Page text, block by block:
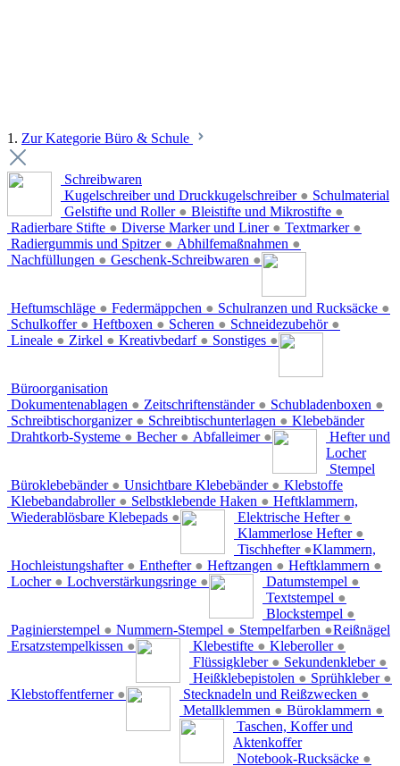
1. Zur Kategorie Büro & Schule
Schreibwaren
Kugelschreiber und Druckkugelschreiber ●
Gelstifte und Roller ● Bleistifte und Mikrostifte ●
Radierbare Stifte ● Diverse Marker und Liner ● Textmarker ●
Radiergummis und Spitzer ● Abhilfemaßnahmen ●
Nachfüllungen ● Geschenk-Schreibwaren ●
Schulmaterial
Heftumschläge ● Federmäppchen ● Schulranzen und Rucksäcke ●
Schulkoffer ● Heftboxen ● Scheren ● Schneidezubehör ●
Lineale ● Zirkel ● Kreativbedarf ● Sonstiges ●
Büroorganisation
Dokumentenablagen ● Zeitschriftenständer ● Schubladenboxen ●
Schreibtischorganizer ● Schreibtischunterlagen ●
Drahtkorb-Systeme ● Becher ● Abfalleimer ●
Klebebänder
Büroklebebänder ● Unsichtbare Klebebänder ●
Klebebandabroller ● Selbstklebende Haken ●
Wiederablösbare Klebepads ●
Hefter und
Locher
Elektrische Hefter ●
Klammerlose Hefter ●
Tischhefter ●
Hochleistungshafter ● Enthefter ● Heftzangen ● Heftklammern ●
Locher ● Lochverstärkungsringe ●
Stempel
Datumstempel ●
Textstempel ●
Blockstempel ●
Paginierstempel ● Nummern-Stempel ● Stempelfarben ●
Ersatzstempelkissen ●
Klebstoffe
Klebestifte ● Kleberoller ●
Flüssigkleber ● Sekundenkleber ●
Heißklebepistolen ● Sprühkleber ●
Klebstoffentferner ●
Heftklammern,
Klammern,
Reißnägel
Stecknadeln und Reißzwecken ●
Metallklemmen ● Büroklammern ●
Taschen, Koffer und
Aktenkoffer
Notebook-Rucksäcke ●